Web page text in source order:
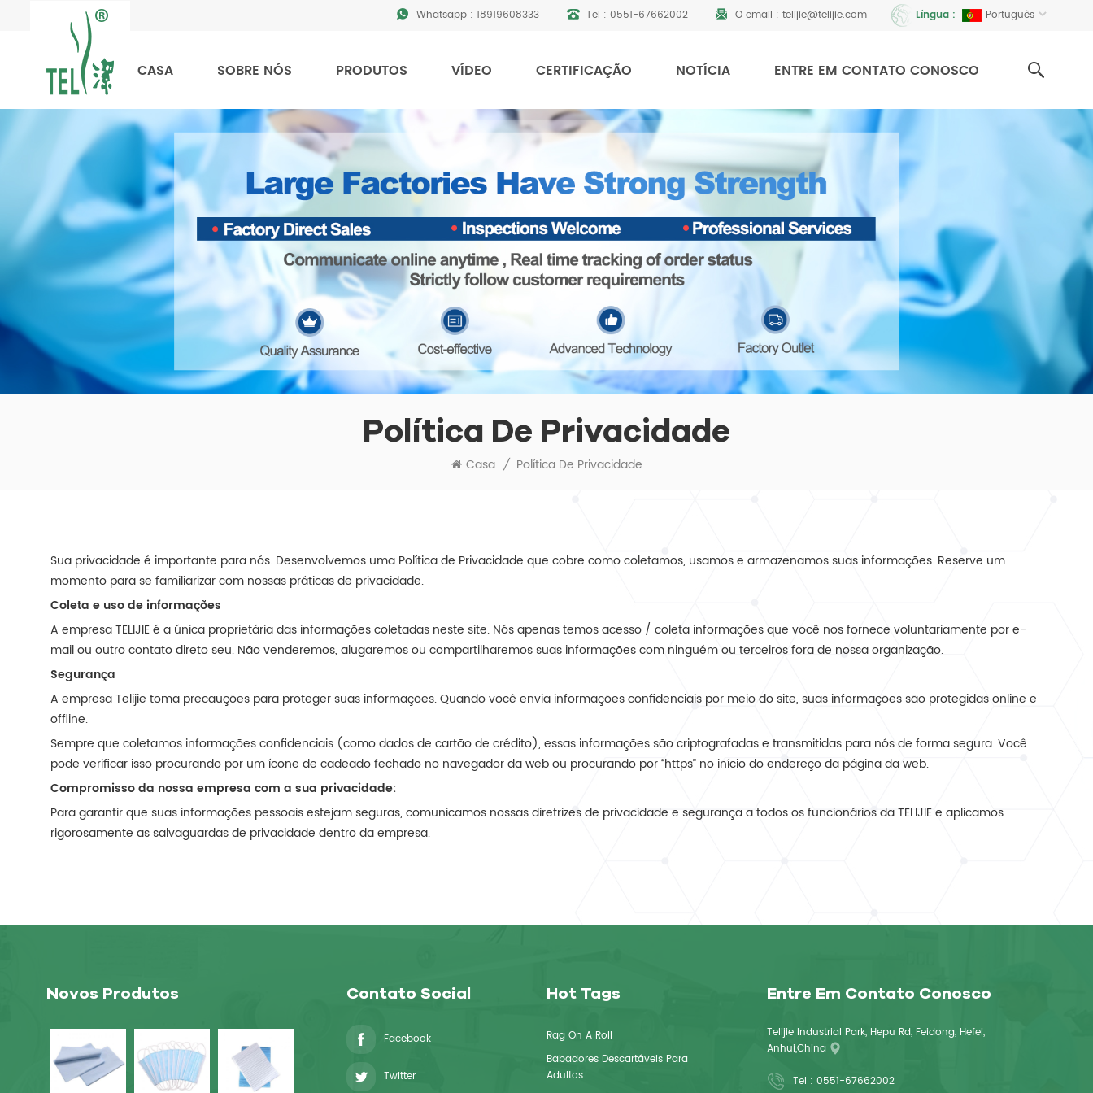
Língua : Português
Whatsapp : 18919608333 Tel : 0551-67662002 O email : telijie@telijie.com
CASA SOBRE NÓS PRODUTOS VÍDEO CERTIFICAÇÃO NOTÍCIA ENTRE EM CONTATO CONOSCO
Política De Privacidade
Casa / Política De Privacidade
Sua privacidade é importante para nós. Desenvolvemos uma Política de Privacidade que cobre como coletamos, usamos e armazenamos suas informações. Reserve um
momento para se familiarizar com nossas práticas de privacidade.
Coleta e uso de informações
A empresa TELIJIE é a única proprietária das informações coletadas neste site. Nós apenas temos acesso / coleta informações que você nos fornece voluntariamente por e-
mail ou outro contato direto seu. Não venderemos, alugaremos ou compartilharemos suas informações com ninguém ou terceiros fora de nossa organização.
Segurança
A empresa Telijie toma precauções para proteger suas informações. Quando você envia informações confidenciais por meio do site, suas informações são protegidas online e
offline.
Sempre que coletamos informações confidenciais (como dados de cartão de crédito), essas informações são criptografadas e transmitidas para nós de forma segura. Você
pode verificar isso procurando por um ícone de cadeado fechado no navegador da web ou procurando por “https” no início do endereço da página da web.
Compromisso da nossa empresa com a sua privacidade:
Para garantir que suas informações pessoais estejam seguras, comunicamos nossas diretrizes de privacidade e segurança a todos os funcionários da TELIJIE e aplicamos
rigorosamente as salvaguardas de privacidade dentro da empresa.
Entre Em Contato Conosco
Telijie Industrial Park, Hepu Rd, Feidong, Hefei,
Anhui,China
Tel : 0551-67662002
Novos Produtos Contato Social
Facebook
Twitter
Hot Tags
Rag On A Roll
Babadores Descartáveis ​​para
Adultos